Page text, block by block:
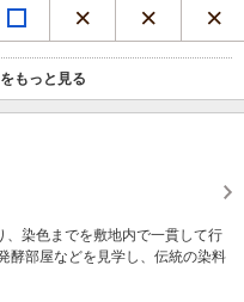
もっと見る
染色までを敷地内で一貫して行
酵部屋などを見学し、伝統の染料